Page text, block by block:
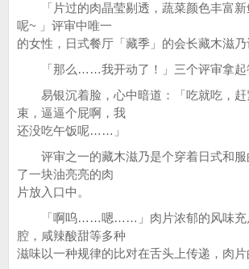
「片过的肉晶莹剔透，蔬菜颜色丰富新
呢~ 」评审中唯一
的女性，日式餐厅「藏季」的会长藏木滋乃
「那么……我开动了！」三个评审拿起
易银沉着脸，心中暗道：「吃就吃，赶
束，逼逼个屁啊，我
还没吃午饭呢……」
评审之一的藏木滋乃是个穿着日式和服
了一块油亮亮的肉
片放入口中。
「啊呜……嗯……」肉片浓郁的风味充
腔，咸辣酸甜等多种
滋味以一种规律的比对在舌头上传递，肉片